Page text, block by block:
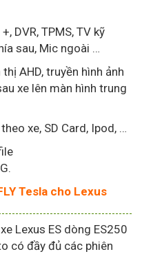
DVR, TPMS, TV kỹ
sau, Mic ngoài …
AHD, truyền hình ảnh
xe lên màn hình trung
xe, SD Card, Ipod, …
Tesla cho Lexus
Lexus ES dòng ES250
có đầy đủ các phiên